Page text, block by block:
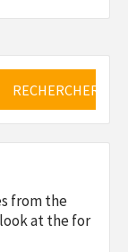
from the
at the for